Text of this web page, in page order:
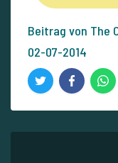
Beitrag von The
02-07-2014